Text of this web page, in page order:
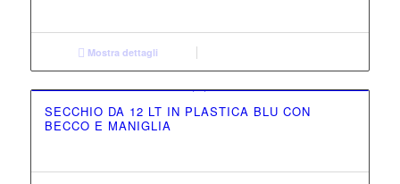
Mostra dettagli
SECCHIO DA 12 LT IN PLASTICA BLU CON
BECCO E MANIGLIA